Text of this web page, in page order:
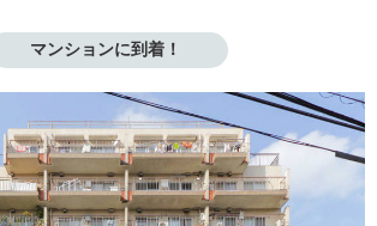
マンションに到着！